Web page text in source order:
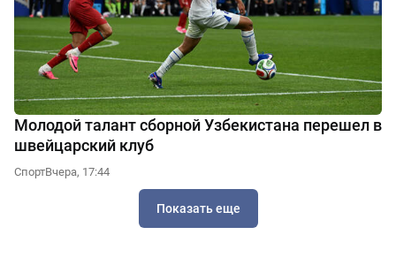
Молодой талант сборной Узбекистана перешел в
швейцарский клуб
СпортВчера, 17:44
Показать еще